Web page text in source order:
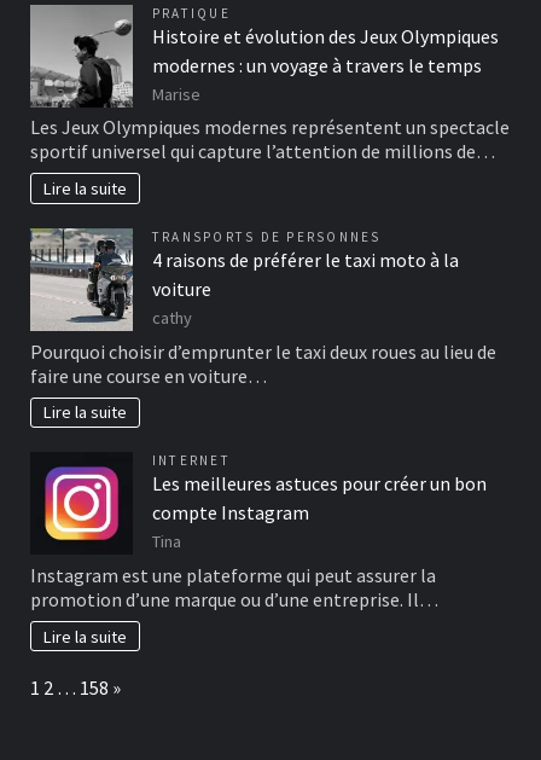
PRATIQUE
Histoire et évolution des Jeux Olympiques
modernes : un voyage à travers le temps
Marise
Les Jeux Olympiques modernes représentent un spectacle
sportif universel qui capture l’attention de millions de…
Lire la suite
TRANSPORTS DE PERSONNES
4 raisons de préférer le taxi moto à la
voiture
cathy
Pourquoi choisir d’emprunter le taxi deux roues au lieu de
faire une course en voiture…
Lire la suite
INTERNET
Les meilleures astuces pour créer un bon
compte Instagram
Tina
Instagram est une plateforme qui peut assurer la
promotion d’une marque ou d’une entreprise. Il…
Lire la suite
Page:
1 2 … 158 Next
»